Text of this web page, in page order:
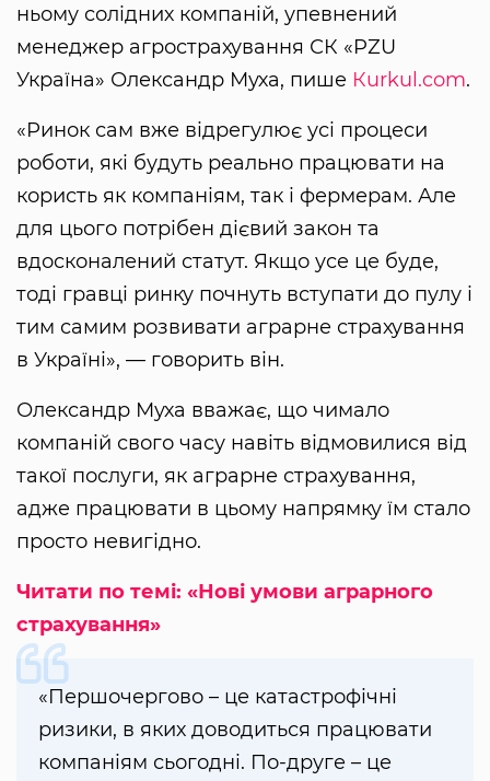
ньому солідних компаній, упевнений
менеджер агрострахування СК «PZU
Україна» Олександр Муха, пише Кurkul.com.
«Ринок сам вже відрегулює усі процеси
роботи, які будуть реально працювати на
користь як компаніям, так і фермерам. Але
для цього потрібен дієвий закон та
вдосконалений статут. Якщо усе це буде,
тоді гравці ринку почнуть вступати до пулу і
тим самим розвивати аграрне страхування
в Україні», — говорить він.
Олександр Муха вважає, що чимало
компаній свого часу навіть відмовилися від
такої послуги, як аграрне страхування,
адже працювати в цьому напрямку їм стало
просто невигідно.
Читати по темі: «Нові умови аграрного
страхування»
«Першочергово – це катастрофічні
ризики, в яких доводиться працювати
компаніям сьогодні. По-друге – це